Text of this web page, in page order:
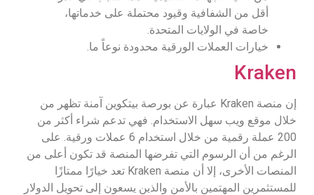
أقل من الشفافية وقيود محتملة على خدماتها،
خاصة في الولايات المتحدة.
خيارات العملات الورقية محدودة نوعاً ما.
Kraken
إن منصة Kraken عبارة عن بورصة بيتكوين آمنة تظهر من
خلال موقع ويب سهل الاستخدام. فهي تدعم شراء أكثر من
200 عملة رقمية من خلال استخدام 6 عملات ورقية. على
الرغم من أن الرسوم التي تفرضها المنصة قد تكون أعلى من
المنصات الأخرى، إلا أن منصة Kraken تعد خيارًا ممتازًا
للمستثمرين المهتمين بالأمن والذين يسعون إلى تحويل الدولار